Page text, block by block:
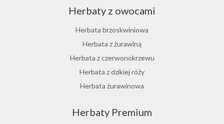
Herbaty z owocami
Herbata brzoskwiniowa
Herbata z żurawiną
Herbata z czerwonokrzewu
Herbata z dzikiej róży
Herbata żurawinowa
Ostrokrzew paragwajski
Herbaty Premium